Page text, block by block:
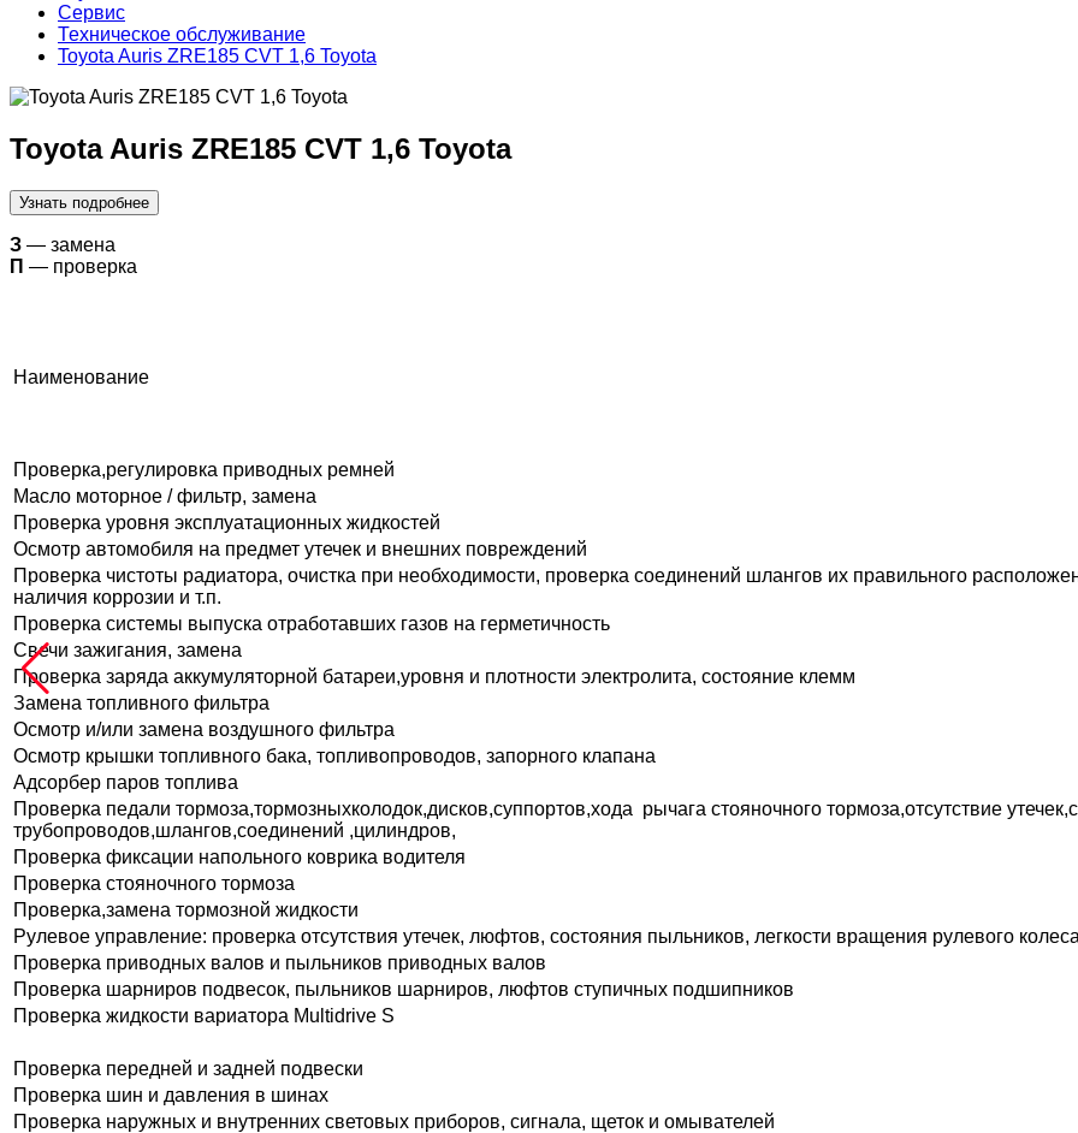
Сервис
Техническое обслуживание
Toyota Auris ZRE185 CVT 1,6 Toyota
Toyota Auris ZRE185 CVT 1,6 Toyota
Узнать подробнее
З — замена
П — проверка
Наименование
Проверка,регулировка приводных ремней
Масло моторное / фильтр, замена
Проверка уровня эксплуатационных жидкостей
Осмотр автомобиля на предмет утечек и внешних повреждений
Проверка чистоты радиатора, очистка при необходимости, проверка соединений шлангов их правильного
наличия коррозии и т.п.
Проверка системы выпуска отработавших газов на герметичность
Свечи зажигания, замена
Проверка заряда аккумуляторной батареи,уровня и плотности электролита, состояние клемм
Замена топливного фильтра
Осмотр и/или замена воздушного фильтра
Осмотр крышки топливного бака, топливопроводов, запорного клапана
Адсорбер паров топлива
Проверка педали тормоза,тормозныхколодок,дисков,суппортов,хода рычага стояночного тормоза,отсутствие
трубопроводов,шлангов,соединений ,цилиндров,
Проверка фиксации напольного коврика водителя
Проверка стояночного тормоза
Проверка,замена тормозной жидкости
Рулевое управление: проверка отсутствия утечек, люфтов, состояния пыльников, легкости вращения рулевого колеса
Проверка приводных валов и пыльников приводных валов
Проверка шарниров подвесок, пыльников шарниров, люфтов ступичных подшипников
Проверка жидкости вариатора Multidrive S
Проверка передней и задней подвески
Проверка шин и давления в шинах
Проверка наружных и внутренних световых приборов, сигнала, щеток и омывателей